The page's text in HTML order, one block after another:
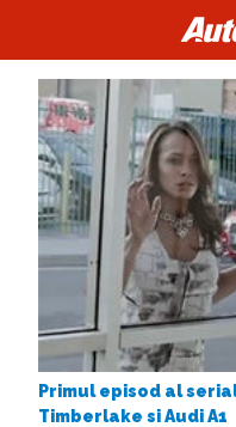
Primul episod al
Timberlake si Audi A1